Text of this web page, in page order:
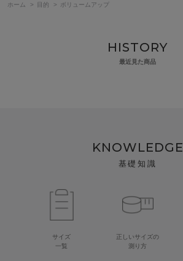
ホーム
> 目的 > ボリュームアップ
HISTORY
最近見た商品
KNOWLEDGE
基礎知識
サイズ
一覧
正しいサイズの
測り方